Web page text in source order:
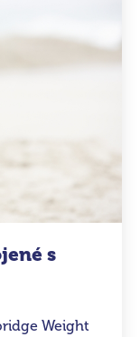
s
Weight